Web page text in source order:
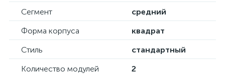
Сегмент
средний
Форма корпуса
квадрат
Стиль
стандартный
Количество модулей
2